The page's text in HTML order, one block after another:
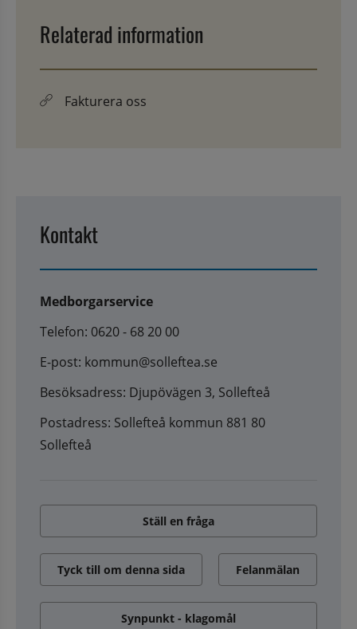
Relaterad information
Fakturera oss
Kontakt
Medborgarservice
Telefon: 0620 - 68 20 00
E-post: kommun@solleftea.se
Besöksadress: Djupövägen 3, Sollefteå
Postadress: Sollefteå kommun 881 80
Sollefteå
Ställ en fråga
Tyck till om denna sida Felanmälan
Synpunkt - klagomål